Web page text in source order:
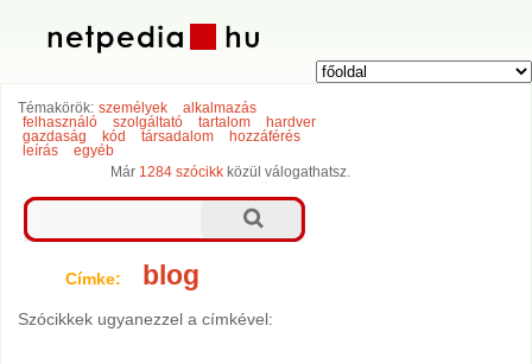
Témakörök: személyek
alkalmazás
felhasználó
szolgáltató tartalom
hardver
gazdaság
kód társadalom
hozzáférés
leírás
egyéb
Már 1284 szócikk közül válogathatsz.
Címke: blog
Szócikkek ugyanezzel a címkével: